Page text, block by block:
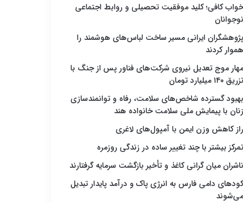
خواب کافی؛ کلید موفقیت تحصیلی و روابط اجتماعی
نوجوانان
پژوهشگران ایرانی مسیر ساخت لباس‌های هوشمند را
هموار کردند
مهار موج تعدیل نیروی شرکت‌های فناور پس از جنگ با
تزریق ۱۴۰ میلیارد تومان
بهبود گسترده شاخص‌های سلامت، رفاه و توانمندسازی
زنان با پیمایش ملی سلامت خانواده هند
راز کاهش وزن ایمن با آمپول‌های لاغری
تمرکز بیشتر با چند تغییر ساده در زندگی روزمره
ناشران میان گرانی کاغذ و تأخیر بازگشت سرمایه گرفتارند
کودهای دامی فارس به انرژی پاک و درآمد پایدار تبدیل
می‌شوند